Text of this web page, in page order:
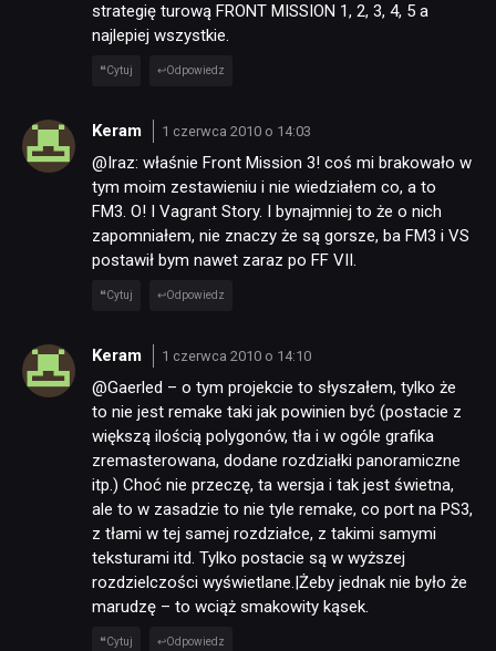
strategię turową FRONT MISSION 1, 2, 3, 4, 5 a
najlepiej wszystkie.
Cytuj Odpowiedz
Keram 1 czerwca 2010 o 14:03
@Iraz: właśnie Front Mission 3! coś mi brakowało w
tym moim zestawieniu i nie wiedziałem co, a to
FM3. O! I Vagrant Story. I bynajmniej to że o nich
zapomniałem, nie znaczy że są gorsze, ba FM3 i VS
postawił bym nawet zaraz po FF VII.
Cytuj Odpowiedz
Keram 1 czerwca 2010 o 14:10
@Gaerled – o tym projekcie to słyszałem, tylko że
to nie jest remake taki jak powinien być (postacie z
większą ilością polygonów, tła i w ogóle grafika
zremasterowana, dodane rozdziałki panoramiczne
itp.) Choć nie przeczę, ta wersja i tak jest świetna,
ale to w zasadzie to nie tyle remake, co port na PS3,
z tłami w tej samej rozdziałce, z takimi samymi
teksturami itd. Tylko postacie są w wyższej
rozdzielczości wyświetlane.|Żeby jednak nie było że
marudzę – to wciąż smakowity kąsek.
Cytuj Odpowiedz